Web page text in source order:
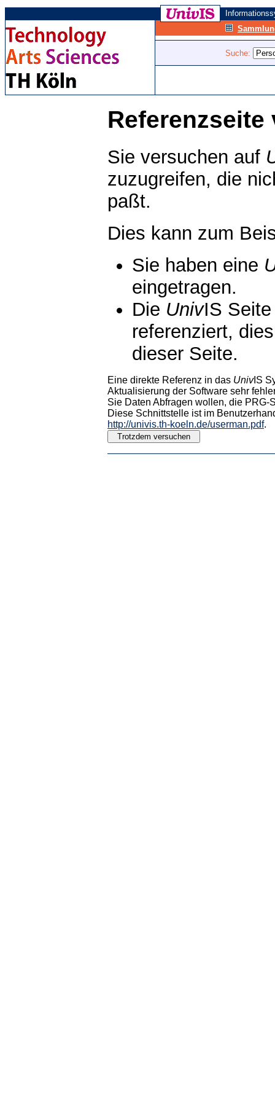
Suche:
Referenzseite
Sie versuchen auf
zuzugreifen, die
paßt.
Dies kann zum
Sie haben eine
eingetragen.
Die UnivIS
referenziert,
dieser Seite.
Eine direkte Referenz in das UnivIS
Aktualisierung der Software sehr
Sie Daten Abfragen wollen, die PRG-
Diese Schnittstelle ist im
http://univis.th-koeln.de/userman.pdf.